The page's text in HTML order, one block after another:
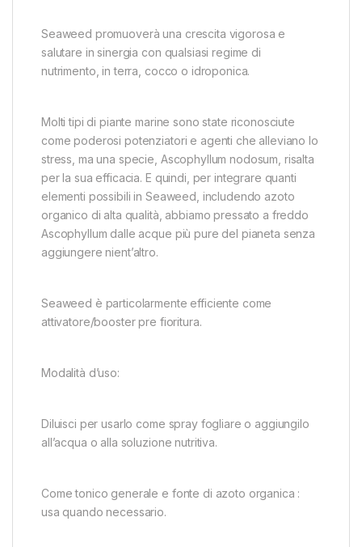
Seaweed promuoverà una crescita vigorosa e
salutare in sinergia con qualsiasi regime di
nutrimento, in terra, cocco o idroponica.
Molti tipi di piante marine sono state riconosciute
come poderosi potenziatori e agenti che alleviano lo
stress, ma una specie, Ascophyllum nodosum, risalta
per la sua efficacia. E quindi, per integrare quanti
elementi possibili in Seaweed, includendo azoto
organico di alta qualità, abbiamo pressato a freddo
Ascophyllum dalle acque più pure del pianeta senza
aggiungere nient’altro.
Seaweed è particolarmente efficiente come
attivatore/booster pre fioritura.
Modalità d’uso:
Diluisci per usarlo come spray fogliare o aggiungilo
all’acqua o alla soluzione nutritiva.
Come tonico generale e fonte di azoto organica :
usa quando necessario.